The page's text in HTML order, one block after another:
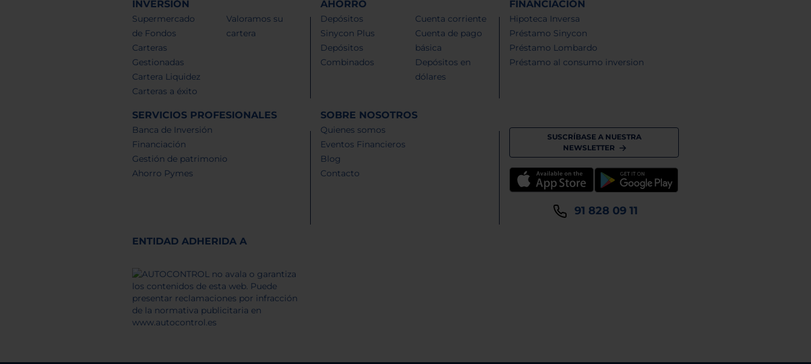
INVERSIÓN
Supermercado
de Fondos
Carteras
Gestionadas
Cartera Liquidez
Carteras a éxito
Valoramos su
cartera
AHORRO
Depósitos
Sinycon Plus
Depósitos
Combinados
Cuenta corriente
Cuenta de pago
básica
Depósitos en
dólares
FINANCIACIÓN
Hipoteca Inversa
Préstamo Sinycon
Préstamo Lombardo
Préstamo al consumo inversion
SERVICIOS PROFESIONALES
Banca de Inversión
Financiación
Gestión de patrimonio
Ahorro Pymes
SOBRE NOSOTROS
Quienes somos
Eventos Financieros
Blog
Contacto
SUSCRÍBASE A NUESTRA
NEWSLETTER
91 828 09 11
ENTIDAD ADHERIDA A